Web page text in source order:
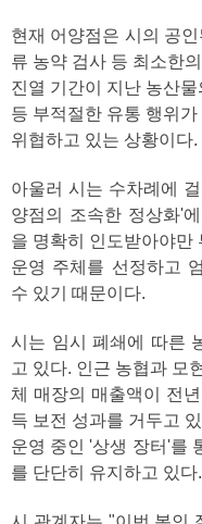
현재 어양점은 시의 공
류 농약 검사 등 최소한
진열 기간이 지난 농산
등 부적절한 유통 행위
위협하고 있는 상황이다.
아울러 시는 수차례에
양점의 조속한 정상화'
을 명확히 인도받아야만
운영 주체를 선정하고
수 있기 때문이다.
시는 임시 폐쇄에 따른
고 있다. 인근 농협과 모
체 매장의 매출액이 전
득 보전 성과를 거두고
운영 중인 '상생 장터'를
를 단단히 유지하고 있다.